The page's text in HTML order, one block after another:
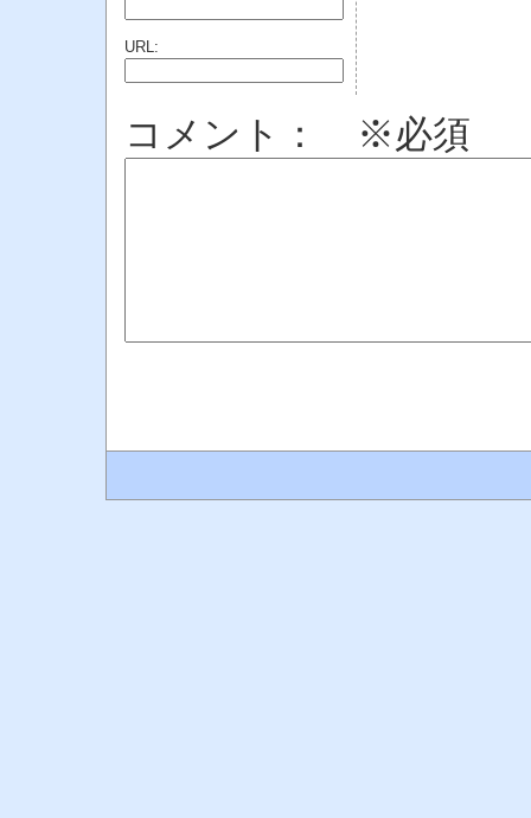
URL:
コメント： ※必須